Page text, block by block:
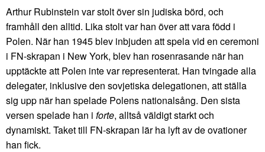
Arthur Rubinstein var stolt över sin judiska börd, och
framhåll den alltid. Lika stolt var han över att vara född i
Polen. När han 1945 blev inbjuden att spela vid en ceremoni
i FN-skrapan i New York, blev han rosenrasande när han
upptäckte att Polen inte var representerat. Han tvingade alla
delegater, inklusive den sovjetiska delegationen, att ställa
sig upp när han spelade Polens nationalsång. Den sista
versen spelade han i forte, alltså väldigt starkt och
dynamiskt. Taket till FN-skrapan lär ha lyft av de ovationer
han fick.